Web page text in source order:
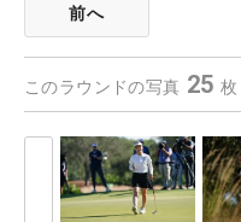
前へ
このラウンドの写真 25枚